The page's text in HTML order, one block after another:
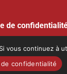
de
la préfecture de la
délivrée au titre de
vous continuez à
confidentialité